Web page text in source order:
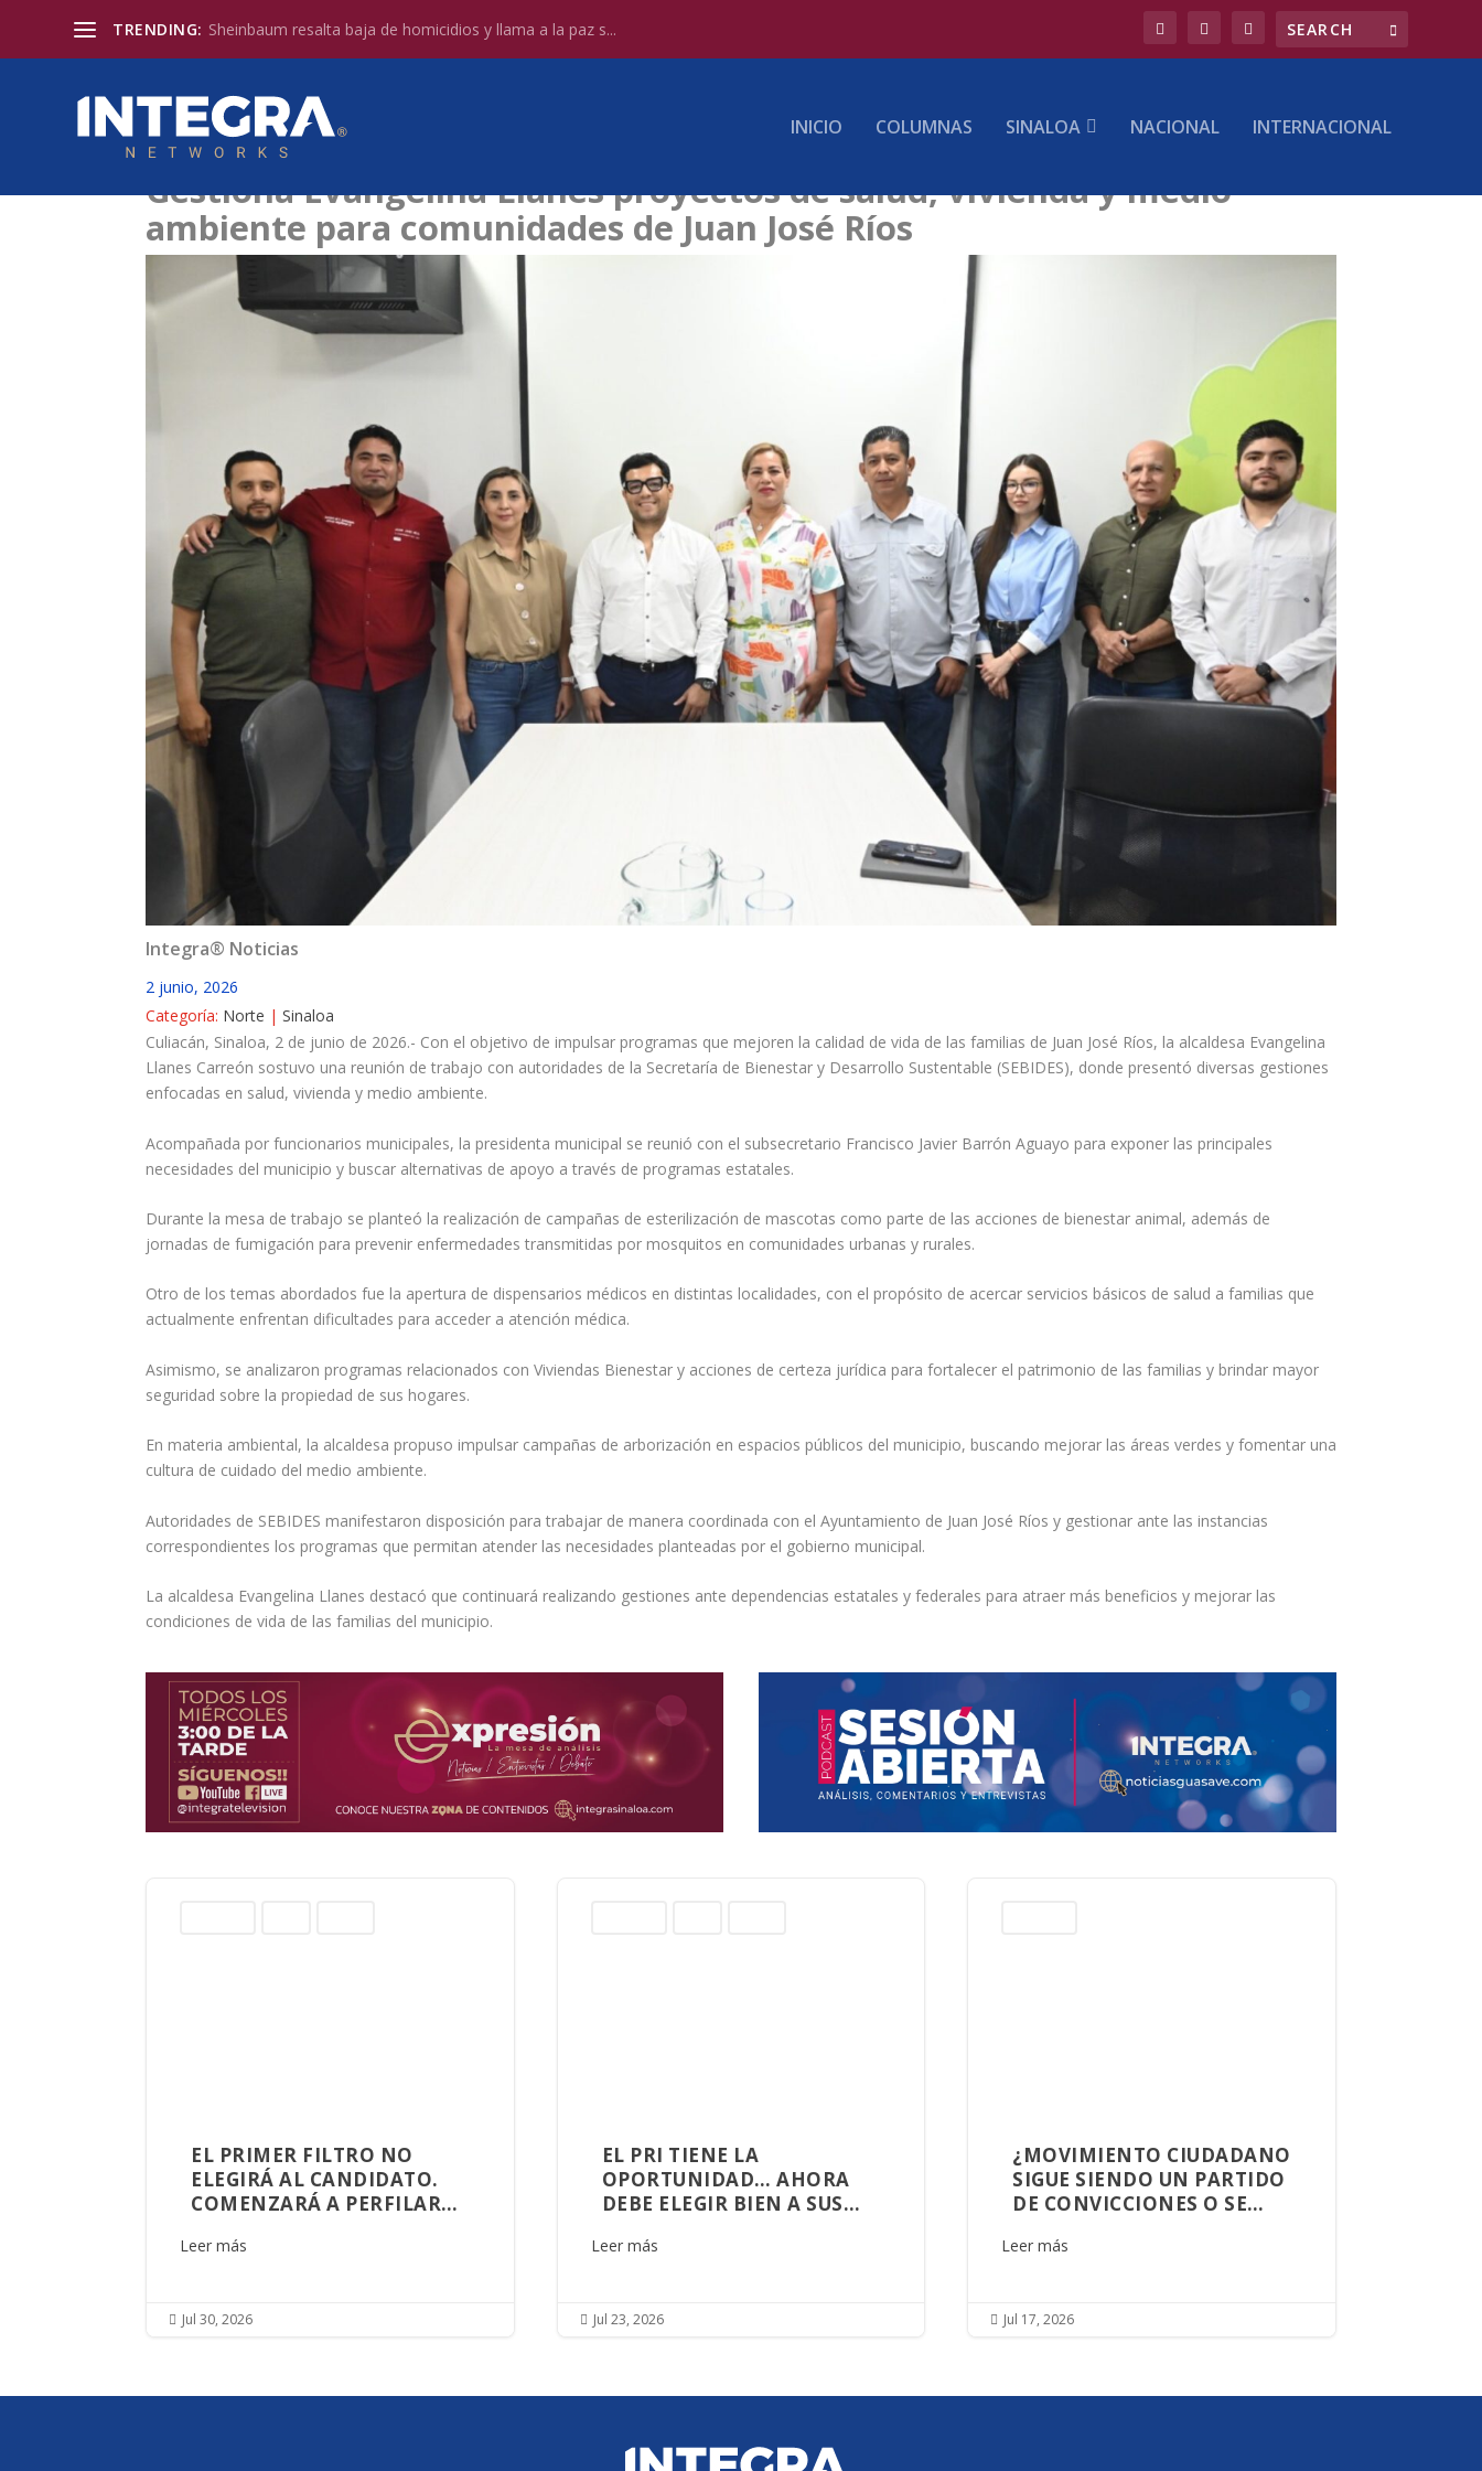
TRENDING: Sheinbaum resalta baja de homicidios y llama a la paz s...
INICIO COLUMNAS SINALOA NACIONAL INTERNACIONAL
Gestiona Evangelina Llanes proyectos de salud, vivienda y medio
ambiente para comunidades de Juan José Ríos
Integra® Noticias
2 junio, 2026
Categoría: Norte | Sinaloa
Culiacán, Sinaloa, 2 de junio de 2026.- Con el objetivo de impulsar programas que mejoren la calidad de vida de las familias de Juan José Ríos, la alcaldesa Evangelina
Llanes Carreón sostuvo una reunión de trabajo con autoridades de la Secretaría de Bienestar y Desarrollo Sustentable (SEBIDES), donde presentó diversas gestiones
enfocadas en salud, vivienda y medio ambiente.
Acompañada por funcionarios municipales, la presidenta municipal se reunió con el subsecretario Francisco Javier Barrón Aguayo para exponer las principales
necesidades del municipio y buscar alternativas de apoyo a través de programas estatales.
Durante la mesa de trabajo se planteó la realización de campañas de esterilización de mascotas como parte de las acciones de bienestar animal, además de
jornadas de fumigación para prevenir enfermedades transmitidas por mosquitos en comunidades urbanas y rurales.
Otro de los temas abordados fue la apertura de dispensarios médicos en distintas localidades, con el propósito de acercar servicios básicos de salud a familias que
actualmente enfrentan dificultades para acceder a atención médica.
Asimismo, se analizaron programas relacionados con Viviendas Bienestar y acciones de certeza jurídica para fortalecer el patrimonio de las familias y brindar mayor
seguridad sobre la propiedad de sus hogares.
En materia ambiental, la alcaldesa propuso impulsar campañas de arborización en espacios públicos del municipio, buscando mejorar las áreas verdes y fomentar una
cultura de cuidado del medio ambiente.
Autoridades de SEBIDES manifestaron disposición para trabajar de manera coordinada con el Ayuntamiento de Juan José Ríos y gestionar ante las instancias
correspondientes los programas que permitan atender las necesidades planteadas por el gobierno municipal.
La alcaldesa Evangelina Llanes destacó que continuará realizando gestiones ante dependencias estatales y federales para atraer más beneficios y mejorar las
condiciones de vida de las familias del municipio.
EL PRIMER FILTRO NO
ELEGIRÁ AL CANDIDATO.
COMENZARÁ A PERFILAR
SINALOA
Leer más
 Jul 30, 2026
EL PRI TIENE LA
OPORTUNIDAD… AHORA
DEBE ELEGIR BIEN A SUS
Leer más
 Jul 23, 2026
¿MOVIMIENTO CIUDADANO
SIGUE SIENDO UN PARTIDO
DE CONVICCIONES O SE
PLATAFORMA DE
Leer más
 Jul 17, 2026